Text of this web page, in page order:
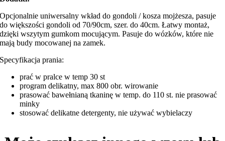
Opcjonalnie uniwersalny wkład do gondoli / kosza mojżesza, pasuje
do większości gondoli od 70/90cm, szer. do 40cm. Łatwy montaż,
dzięki wszytym gumkom mocującym. Pasuje do wózków, które nie
mają budy mocowanej na zamek.
Specyfikacja prania:
prać w pralce w temp 30 st
program delikatny, max 800 obr. wirowanie
prasować bawełnianą tkaninę w temp. do 110 st. nie prasować
minky
stosować delikatne detergenty, nie używać wybielaczy